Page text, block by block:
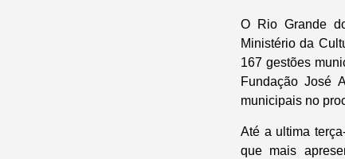
O Rio Grande
Ministério da
167 gestões
Fundação José
municipais no
Até a ultima
que mais